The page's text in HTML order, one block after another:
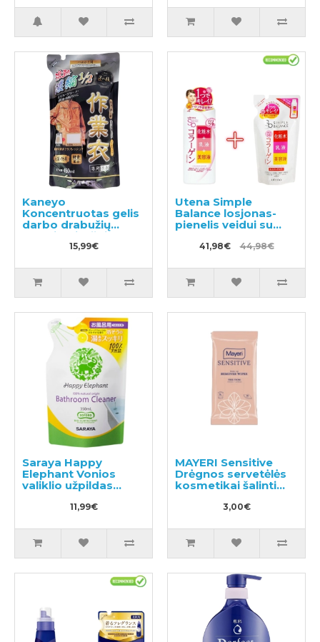
Kaneyo
Koncentruotas gelis
darbo drabužių
skalbimui, užpildas
15,99€
Utena Simple
Balance losjonas-
pienelis veidui su
užpildu 200ml
41,98€ 44,98€
Saraya Happy
Elephant Vonios
valiklio užpildas
11,99€
MAYERI Sensitive
Drėgnos servetėlės
kosmetikai šalinti
3,00€